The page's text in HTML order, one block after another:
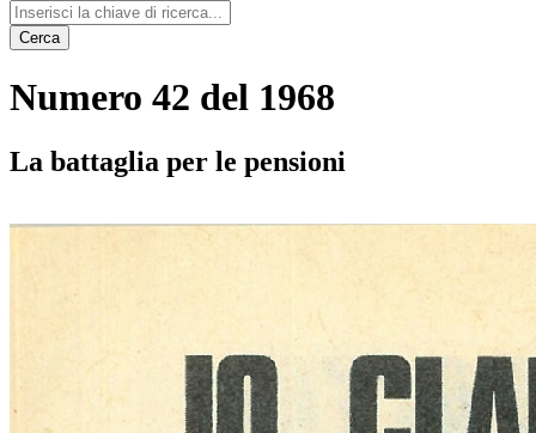
Cerca
Numero 42 del 1968
La battaglia per le pensioni